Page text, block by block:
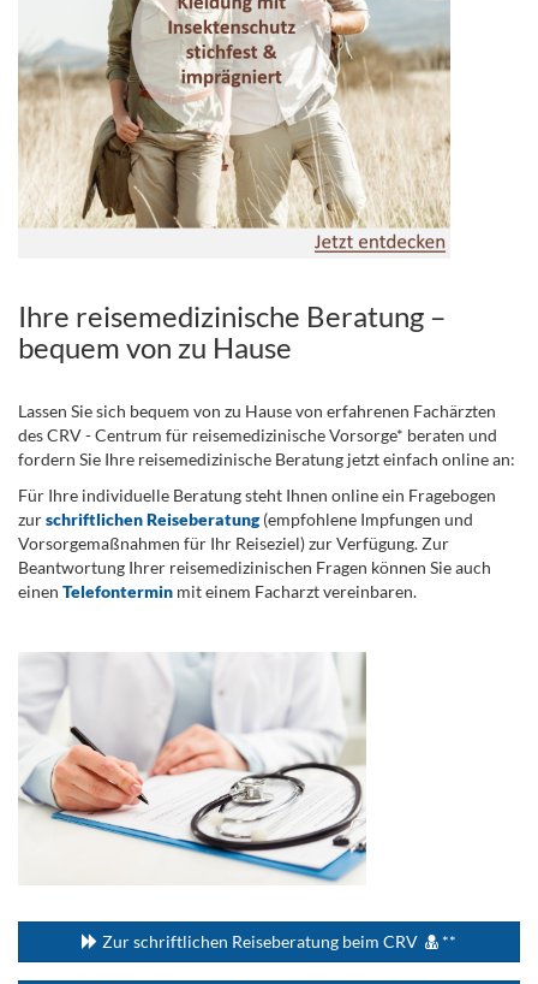
Ihre reisemedizinische Beratung –
bequem von zu Hause
Lassen Sie sich bequem von zu Hause von erfahrenen Fachärzten
des CRV - Centrum für reisemedizinische Vorsorge* beraten und
fordern Sie Ihre reisemedizinische Beratung jetzt einfach online an:
Für Ihre individuelle Beratung steht Ihnen online ein Fragebogen
zurschriftlichen Reiseberatung(empfohlene Impfungen und
Vorsorgemaßnahmen für Ihr Reiseziel) zur Verfügung. Zur
Beantwortung Ihrer reisemedizinischen Fragen können Sie auch
einen Telefontermin mit einem Facharzt vereinbaren.
Zur schriftlichen Reiseberatung beim CRV **